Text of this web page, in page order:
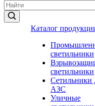
Каталог
светильники
светильники
Сетильники
АЗС
Уличные